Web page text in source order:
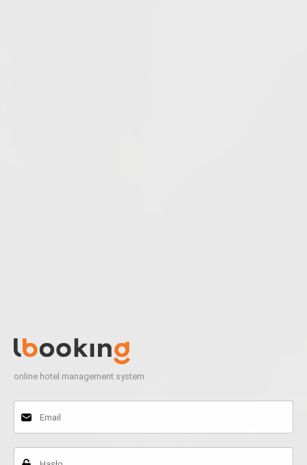
online hotel management system
WSKAŹNIKÓW
OBŁOŻENIA